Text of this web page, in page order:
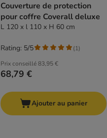
Couverture de protection
pour coffre Coverall deluxe
L 120 x l 110 x H 60 cm
Prix conseillé83,95 €
68,79 €
Rating: 5/5 (1)
Ajouter au panier